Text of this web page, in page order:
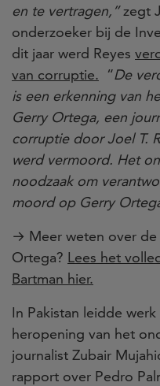
en te vertragen,”zegt
onderzoeker bij de
dit jaar werd Reyes
van corruptie. “De
is een erkenning van
Gerry Ortega, een
corruptie door Joel T.
werd vermoord. Het
noodzaak om
moord op Gerry
→ Meer weten over de
Ortega? Lees het
Bartman hier.
In Pakistan leidde
heropening van het
journalist Zubair
rapport over Pedro